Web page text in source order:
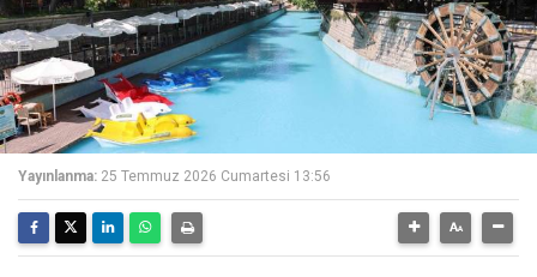
Yayınlanma: 25 Temmuz 2026 Cumartesi 13:56